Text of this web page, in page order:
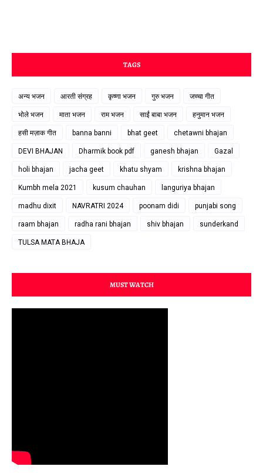
TAGS
अन्य भजन आरती संग्रह कृष्णा भजन गुरु भजन जच्चा गीत
भोले भजन माता भजन राम भजन साईं बाबा भजन हनुमान भजन
हसी मज़ाक गीत banna banni bhat geet chetawni bhajan
DEVI BHAJAN Dharmik book pdf ganesh bhajan Gazal
holi bhajan jacha geet khatu shyam krishna bhajan
Kumbh mela 2021 kusum chauhan languriya bhajan
madhu dixit NAVRATRI 2024 poonam didi punjabi song
raam bhajan radha rani bhajan shiv bhajan sunderkand
TULSA MATA BHAJA
MUST WATCH